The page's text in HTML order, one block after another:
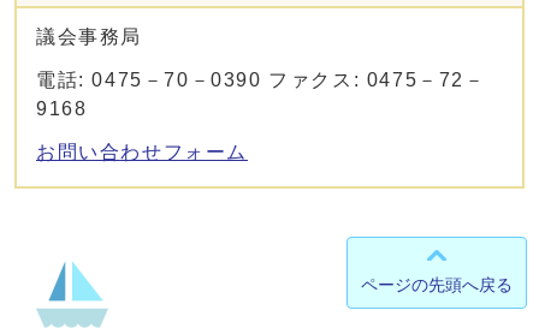
議会事務局
電話: 0475－70－0390 ファクス: 0475－72－
9168
お問い合わせフォーム
ページの先頭へ戻る